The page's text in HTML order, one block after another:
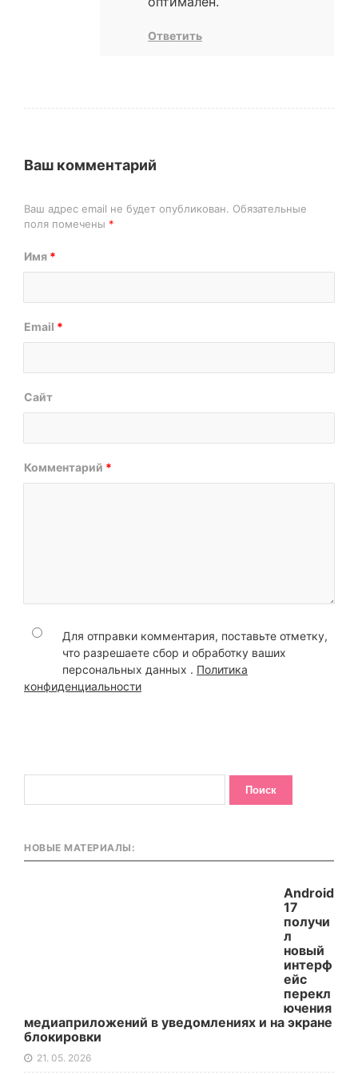
Ответить
Ваш комментарий
Ваш адрес email не будет опубликован. Обязательные
поля помечены *
Имя *
Email *
Сайт
Комментарий *
Для отправки комментария, поставьте отметку,
что разрешаете сбор и обработку ваших
персональных данных . Политика
конфиденциальности
НОВЫЕ МАТЕРИАЛЫ:
Android
17
получи
л
новый
интерф
ейс
перекл
ючения
медиаприложений в уведомлениях и на экране
блокировки
21. 05. 2026